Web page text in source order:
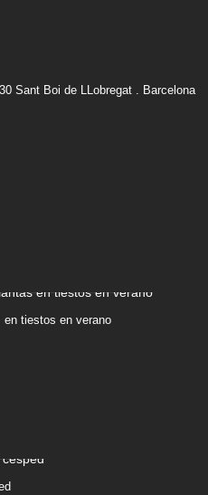
Sant Boi de LLobregat . Barcelona
tiestos en verano